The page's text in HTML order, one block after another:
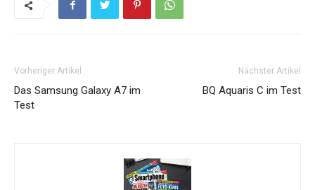
Vorheriger Artikel
Das Samsung Galaxy A7 im
Test
Nächster Artikel
BQ Aquaris C im Test